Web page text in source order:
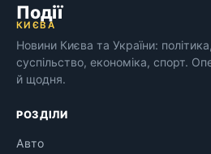
Події
КИЄВА
Новини Києва та України: політика,
суспільство, економіка, спорт.
й щодня.
РОЗДІЛИ
Авто